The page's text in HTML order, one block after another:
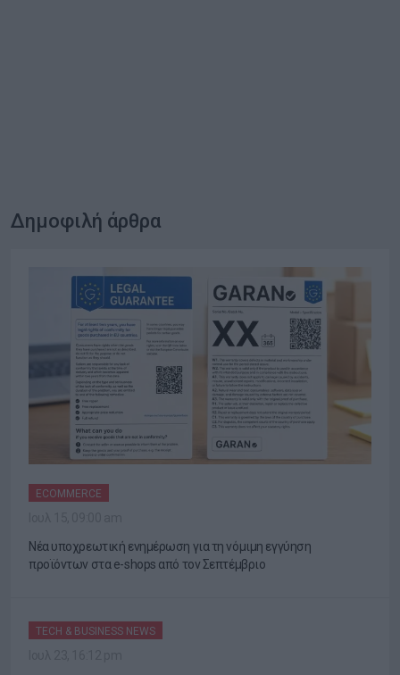
Δημοφιλή άρθρα
ECOMMERCE
Νέα υποχρεωτική ενημέρωση για τη νόμιμη εγγύηση
προϊόντων στα e-shops από τον Σεπτέμβριο
TECH & BUSINESS NEWS